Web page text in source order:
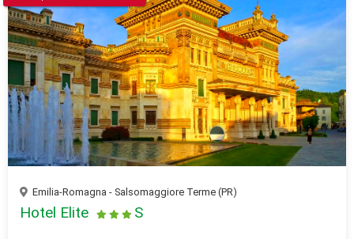
Emilia-Romagna - Salsomaggiore Terme (PR)
Hotel Elite S